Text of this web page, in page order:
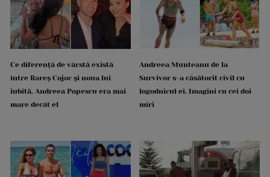
Ce diferență de vârstă există
între Rareș Cojoc și noua lui
iubită. Andreea Popescu era mai
mare decât el
Andreea Munteanu de la
Survivor s-a căsătorit civil cu
logodnicul ei. Imagini cu cei doi
miri